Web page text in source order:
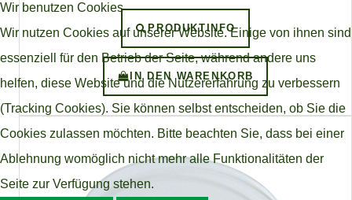
PRODUKTINFO
IN DEN WARENKORB
Wir benutzen Cookies
Wir nutzen Cookies auf unserer Website. Einige von ihnen sind
essenziell für den Betrieb der Seite, während andere uns
helfen, diese Website und die Nutzererfahrung zu verbessern
(Tracking Cookies). Sie können selbst entscheiden, ob Sie die
Cookies zulassen möchten. Bitte beachten Sie, dass bei einer
Ablehnung womöglich nicht mehr alle Funktionalitäten der
Seite zur Verfügung stehen.